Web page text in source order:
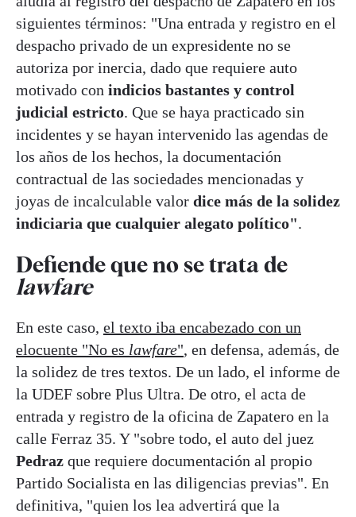
siguientes términos: "Una entrada y registro en el
despacho privado de un expresidente no se
autoriza por inercia, dado que requiere auto
motivado con indicios bastantes y control
judicial estricto. Que se haya practicado sin
incidentes y se hayan intervenido las agendas de
los años de los hechos, la documentación
contractual de las sociedades mencionadas y
joyas de incalculable valor dice más de la solidez
indiciaria que cualquier alegato político".
Defiende que no se trata de
lawfare
En este caso, el texto iba encabezado con un
elocuente "No es lawfare", en defensa, además, de
la solidez de tres textos. De un lado, el informe de
la UDEF sobre Plus Ultra. De otro, el acta de
entrada y registro de la oficina de Zapatero en la
calle Ferraz 35. Y "sobre todo, el auto del juez
Pedraz que requiere documentación al propio
Partido Socialista en las diligencias previas". En
definitiva, "quien los lea advertirá que la